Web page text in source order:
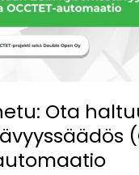
Ota